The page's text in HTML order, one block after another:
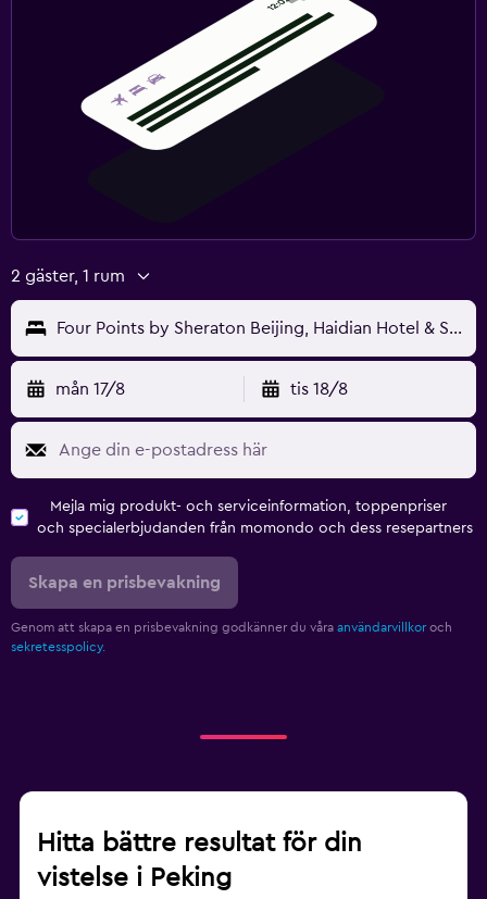
2 gäster, 1 rum
Four Points by Sheraton Beijing, Haidian Hotel & Serviced Apartments
mån 17/8 tis 18/8
Mejla mig produkt- och serviceinformation, toppenpriser
och specialerbjudanden från momondo och dess resepartners
Skapa en prisbevakning
Genom att skapa en prisbevakning godkänner du våra användarvillkor och
sekretesspolicy.
Hitta bättre resultat för din
vistelse i Peking